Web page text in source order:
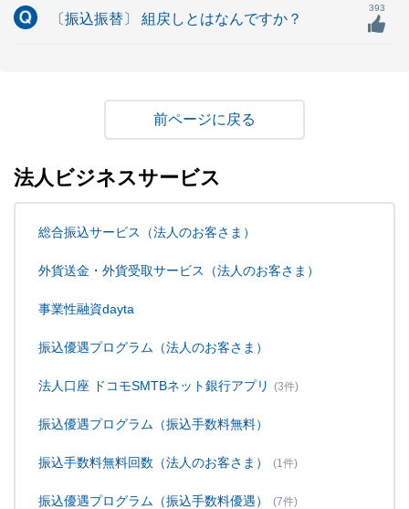
〔振込振替〕 組戻しとはなんですか？
393
戻る
法人ビジネスサービス
総合振込サービス（法人のお客さま）
外貨送金・外貨受取サービス（法人のお客さま）
事業性融資dayta
振込優遇プログラム（法人のお客さま）
法人口座 ドコモSMTBネット銀行アプリ (3件)
振込優遇プログラム（振込手数料無料）
振込手数料無料回数（法人のお客さま） (1件)
振込優遇プログラム（振込手数料優遇） (7件)